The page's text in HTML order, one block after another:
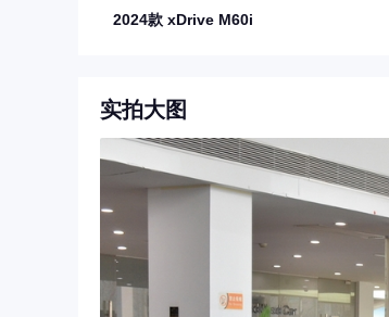
2024款 xDrive M60i
实拍大图